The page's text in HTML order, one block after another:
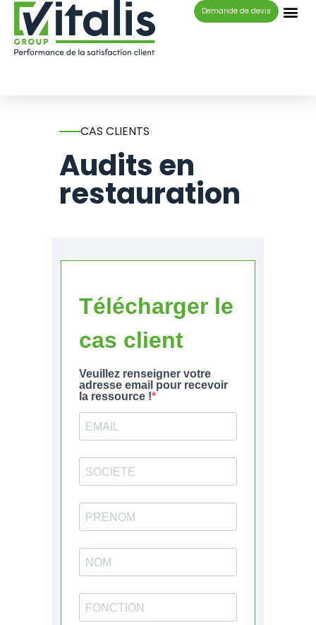
Panneau de gestion des cookies Demande de devis
CAS CLIENTS
Audits en
restauration
Télécharger le
cas client
Veuillez renseigner votre
adresse email pour recevoir
la ressource !